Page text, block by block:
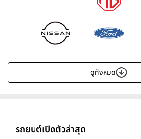
ดูทั้งหมด
รถยนต์เปิดตัวล่าสุด